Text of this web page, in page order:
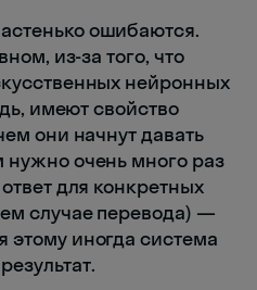
ошибаются.
из-за того, что
нейронных
имеют свойство
они начнут давать
нужно очень много раз
для конкретных
случае перевода) —
этому иногда система